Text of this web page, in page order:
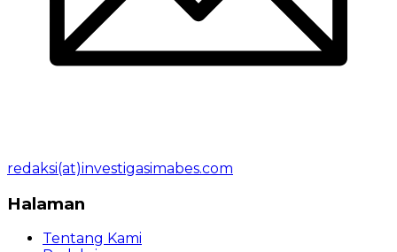
redaksi(at)investigasimabes.com
Halaman
Tentang Kami